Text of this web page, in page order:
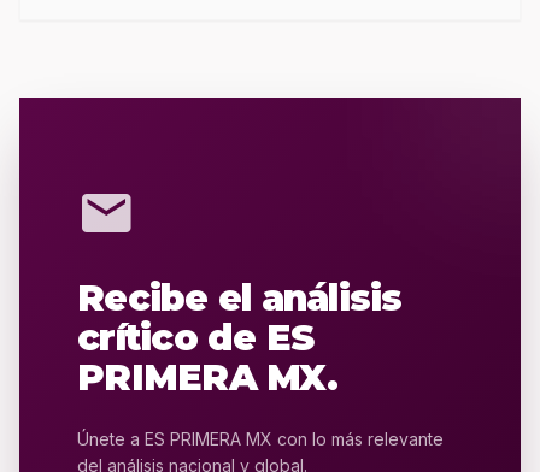
mail
Recibe el análisis
crítico de ES
PRIMERA MX.
Únete a ES PRIMERA MX con lo más relevante
del análisis nacional y global.